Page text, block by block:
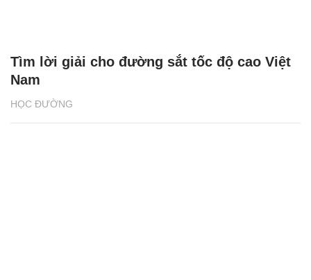
HỌC ĐƯỜNG
Tìm lời giải cho đường sắt tốc độ cao Việt
Nam